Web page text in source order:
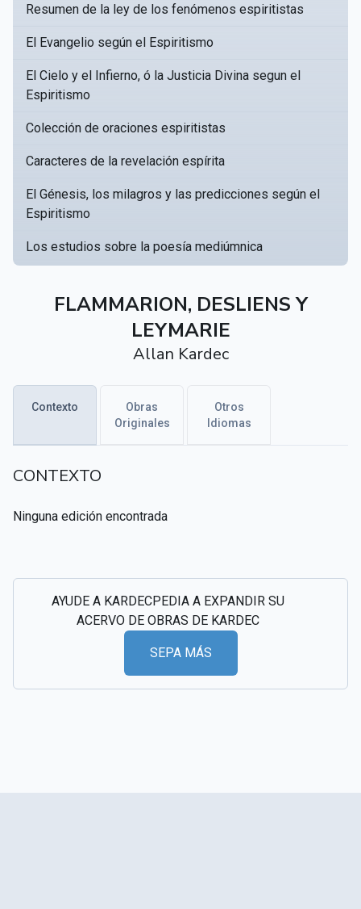
Resumen de la ley de los fenómenos espiritistas
El Evangelio según el Espiritismo
El Cielo y el Infierno, ó la Justicia Divina segun el
Espiritismo
Colección de oraciones espiritistas
Caracteres de la revelación espírita
El Génesis, los milagros y las predicciones según el
Espiritismo
Los estudios sobre la poesía mediúmnica
a crear una Bibliotèca Espírita
Obras póstumas de Allan Kardec
CSI - Imágenes y registros históricos del
espiritismo
FLAMMARION, DESLIENS Y
LEYMARIE
Allan Kardec
Contexto
Obras
Originales
Otros
Idiomas
CONTEXTO
Ninguna edición encontrada
AYUDE A KARDECPEDIA A EXPANDIR SU
ACERVO DE OBRAS DE KARDEC
SEPA MÁS